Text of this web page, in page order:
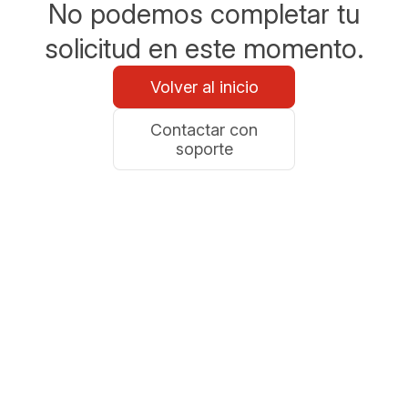
No podemos completar tu
solicitud en este momento.
Volver al inicio
Contactar con
soporte